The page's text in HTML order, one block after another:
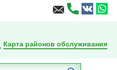
Карта районов обслуживания